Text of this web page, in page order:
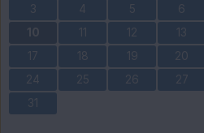
3
4 5 6
10
11 12 13
17
18 19 20
24
25 26 27
31